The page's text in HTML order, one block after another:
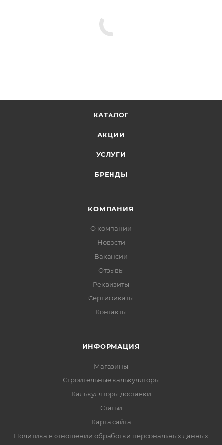
КАТАЛОГ
АКЦИИ
УСЛУГИ
БРЕНДЫ
КОМПАНИЯ
О компании
Новости
Вакансии
Отзывы
Реквизиты
Сертификаты
Контакты
ИНФОРМАЦИЯ
Магазины
Строительные калькуляторы
Калькуляторы доставки
Статьи
Карта сайта
Политика в отношении обработки персональных данных